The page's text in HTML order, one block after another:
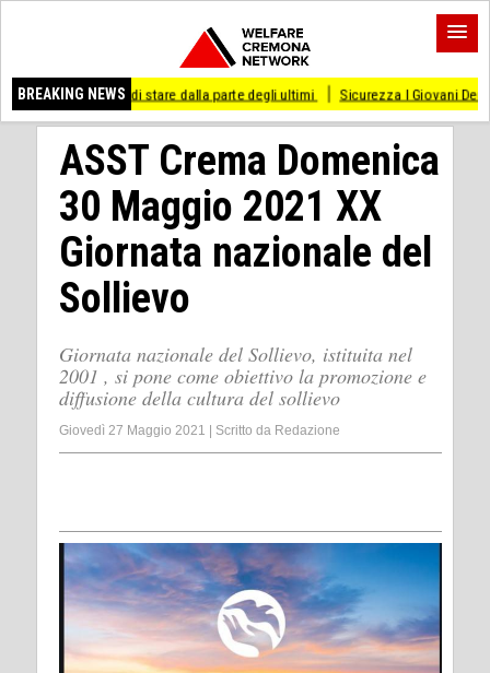
BREAKING NEWS
di stare dalla parte degli ultimi Sicurezza I Giovani Democratici
ASST Crema Domenica
30 Maggio 2021 XX
Giornata nazionale del
Sollievo
Giornata nazionale del Sollievo, istituita nel
2001 , si pone come obiettivo la promozione e
diffusione della cultura del sollievo
Giovedì 27 Maggio 2021 Scritto da Redazione